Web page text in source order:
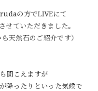
の方でLIVEにて
せていただきました。
天然石のご紹介です）
聞こえますが
降ったりといった気候で